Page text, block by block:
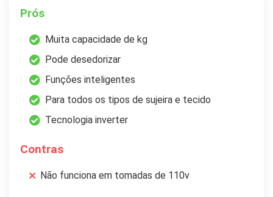
Prós
Muita capacidade de kg
Pode desedorizar
Funções inteligentes
Para todos os tipos de sujeira e tecido
Tecnologia inverter
Contras
Não funciona em tomadas de 110v